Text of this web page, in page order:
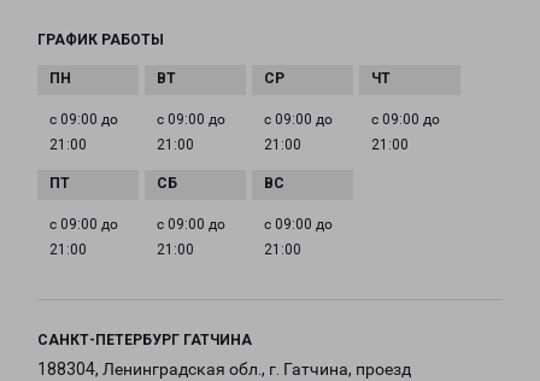
ГРАФИК РАБОТЫ
с 09:00 до
21:00
с 09:00 до
21:00
с 09:00 до
21:00
с 09:00 до
21:00
с 09:00 до
21:00
с 09:00 до
21:00
с 09:00 до
21:00
САНКТ-ПЕТЕРБУРГ ГАТЧИНА
188304, Ленинградская обл., г. Гатчина, проезд